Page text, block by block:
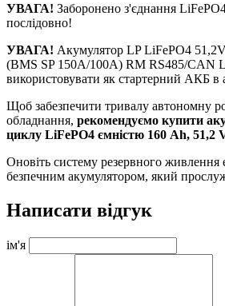
УВАГА! Заборонено з'єднання
послідовно!
УВАГА! Акумулятор LP LiFePO4
(BMS SP 150A/100A) RM RS485/CAN
використовувати як стартерний АКБ в
Щоб забезпечити тривалу автономну
обладнання, рекомендуємо купити
циклу LiFePO4 ємністю 160 Ah, 51,2
Оновіть систему резервного живлення
безпечним акумулятором, який
Написати відгук
ім'я